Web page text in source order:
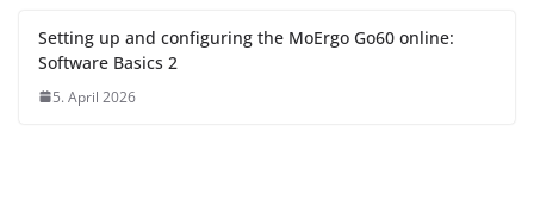
Setting up and configuring the MoErgo Go60 online:
Software Basics 2
5. April 2026